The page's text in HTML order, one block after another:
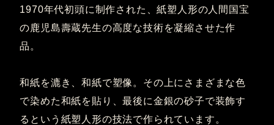
1970年代初頭に制作された、紙塑人形の人間国宝
の鹿児島壽蔵先生の高度な技術を凝縮させた作
品。
和紙を漉き、和紙で塑像。その上にさまざまな色
で染めた和紙を貼り、最後に金銀の砂子で装飾す
るという紙塑人形の技法で作られています。